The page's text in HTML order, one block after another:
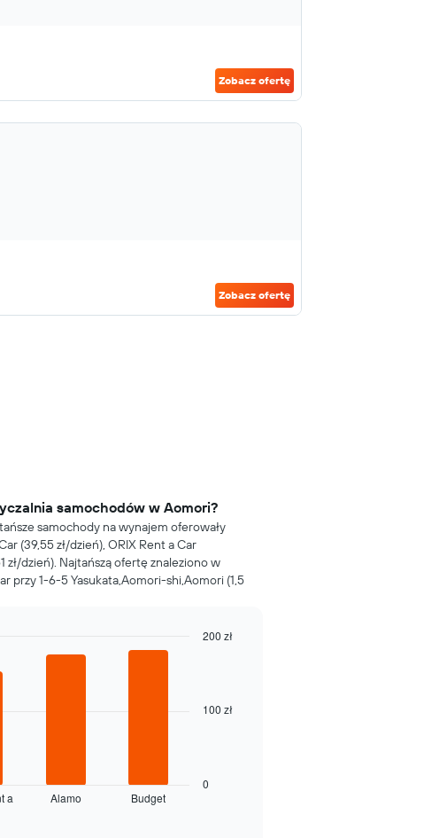
Zobacz ofertę
Zobacz ofertę
samochodów w Aomori?
samochody na wynajem oferowały
(39,55 zł/dzień), ORIX Rent a Car
zł/dzień). Najtańszą ofertę znaleziono w
przy 1-6-5 Yasukata,Aomori-shi,Aomori (1,5
a
Alamo Budget
0
100 zł
200 zł